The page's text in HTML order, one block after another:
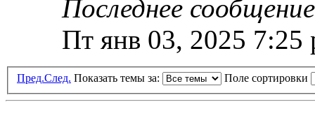
Последнее
Пт янв 03, 2025 7:25
Пред.След. Показать темы за: Поле сортировки